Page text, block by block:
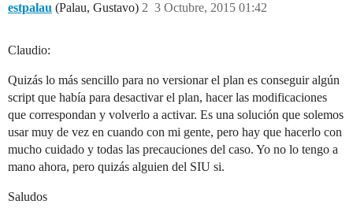
estpalau (Palau, Gustavo) 3 Octubre, 2015 01:42
2
Claudio:
Quizás lo más sencillo para no versionar el plan es conseguir algún
script que había para desactivar el plan, hacer las modificaciones
que correspondan y volverlo a activar. Es una solución que solemos
usar muy de vez en cuando con mi gente, pero hay que hacerlo con
mucho cuidado y todas las precauciones del caso. Yo no lo tengo a
mano ahora, pero quizás alguien del SIU si.
Saludos